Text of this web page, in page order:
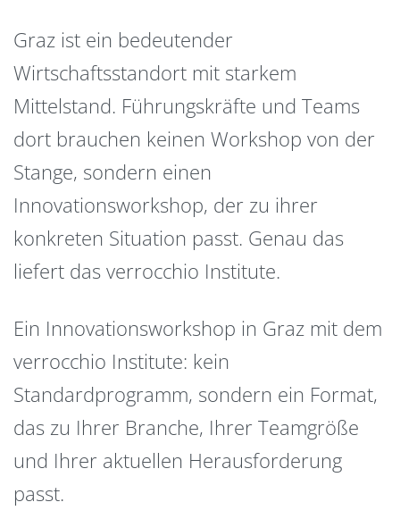
Graz ist ein bedeutender
Wirtschaftsstandort mit starkem
Mittelstand. Führungskräfte und Teams
dort brauchen keinen Workshop von der
Stange, sondern einen
Innovationsworkshop, der zu ihrer
konkreten Situation passt. Genau das
liefert das verrocchio Institute.
Ein Innovationsworkshop in Graz mit dem
verrocchio Institute: kein
Standardprogramm, sondern ein Format,
das zu Ihrer Branche, Ihrer Teamgröße
und Ihrer aktuellen Herausforderung
passt.